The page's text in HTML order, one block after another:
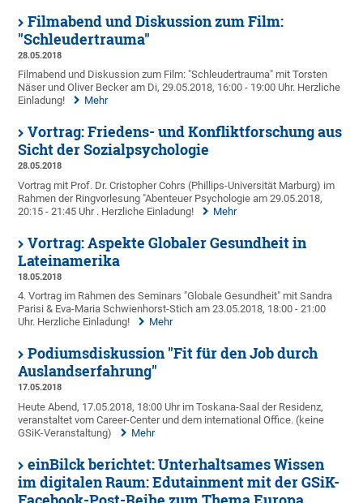
Filmabend und Diskussion zum Film:
"Schleudertrauma"
28.05.2018
Filmabend und Diskussion zum Film: "Schleudertrauma" mit Torsten
Näser und Oliver Becker am Di, 29.05.2018, 16:00 - 19:00 Uhr. Herzliche
Einladung!
Mehr
Vortrag: Friedens- und Konfliktforschung aus
Sicht der Sozialpsychologie
28.05.2018
Vortrag mit Prof. Dr. Cristopher Cohrs (Phillips-Universität Marburg) im
Rahmen der Ringvorlesung "Abenteuer Psychologie am 29.05.2018,
20:15 - 21:45 Uhr . Herzliche Einladung!
Mehr
Vortrag: Aspekte Globaler Gesundheit in
Lateinamerika
18.05.2018
4. Vortrag im Rahmen des Seminars "Globale Gesundheit" mit Sandra
Parisi & Eva-Maria Schwienhorst-Stich am 23.05.2018, 18:00 - 21:00
Uhr. Herzliche Einladung!
Mehr
Podiumsdiskussion "Fit für den Job durch
Auslandserfahrung"
17.05.2018
Heute Abend, 17.05.2018, 18:00 Uhr im Toskana-Saal der Residenz,
veranstaltet vom Career-Center und dem international Office. (keine
GSiK-Veranstaltung)
Mehr
einBilck berichtet: Unterhaltsames Wissen
im digitalen Raum: Edutainment mit der GSiK-